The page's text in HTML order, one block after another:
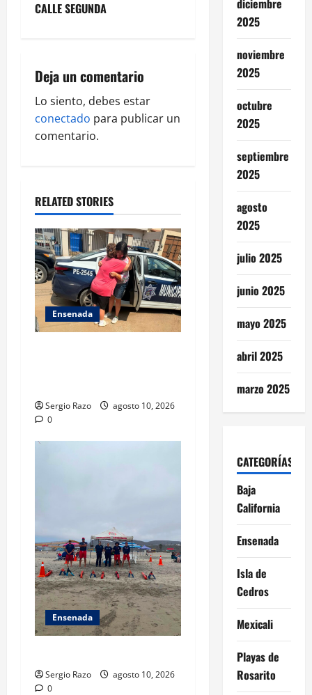
v
g
a
t
o
n
CALLE SEGUNDA
Deja un comentario
Lo siento, debes estar
conectado para publicar un
comentario.
RELATED STORIES
Ensenada
Sergio Razo
agosto 10, 2026
0
Ensenada
Sergio Razo
agosto 10, 2026
0
diciembre
2025
noviembre
2025
octubre
2025
septiembre
2025
agosto
2025
julio 2025
junio 2025
mayo 2025
abril 2025
marzo 2025
CATEGORÍAS
Baja
California
Ensenada
Isla de
Cedros
Mexicali
Playas de
Rosarito